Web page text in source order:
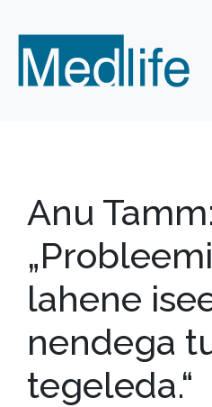
Anu Tamm:
lahene
nendega
tegeleda.“